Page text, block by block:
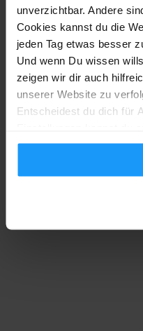
unverzichtbar. Andere
Cookies kannst du die
jeden Tag etwas besser
Und wenn Du wissen
zeigen wir dir auch
unserer Website zu
Entscheidest du dich für
Sony WH-CH730N
Kopfhörern
Trends &
Homematic IP Kamera:
Smarte Sicherheit